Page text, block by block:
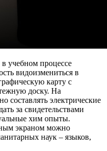
учебном процессе
видоизмениться в
карту с
доску. На
составлять электрические
за свидетельствами
хим опыты.
экраном можно
наук – языков,